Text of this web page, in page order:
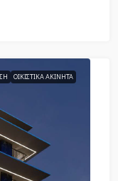
ΟΙΚΙΣΤΙΚΆ ΑΚΊΝΗΤΑ